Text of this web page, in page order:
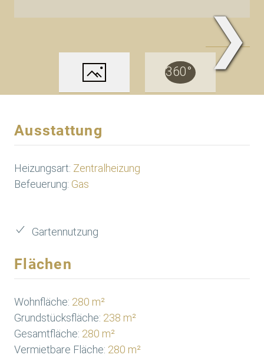
❯
Ausstattung
Heizungsart: Zentralheizung
Befeuerung: Gas
Gartennutzung
Flächen
Wohnfläche: 280 m²
Grundstücksfläche: 238 m²
Gesamtfläche: 280 m²
Vermietbare Fläche: 280 m²